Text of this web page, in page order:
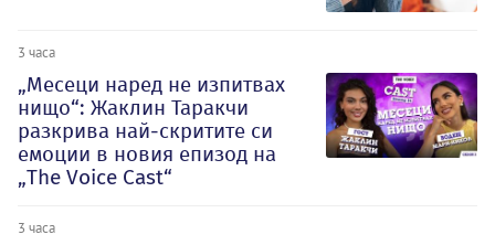
3 часа
„Месеци наред не изпитвах
нищо“: Жаклин Таракчи
разкрива най-скритите си
емоции в новия епизод на
„The Voice Cast“
3 часа